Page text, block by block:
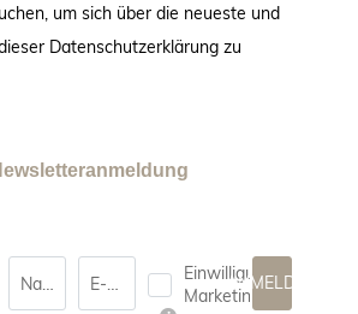
um sich über die neueste und
Datenschutzerklärung zu
Nachname*
Einwilligung
Marketing*
ANMELDEN